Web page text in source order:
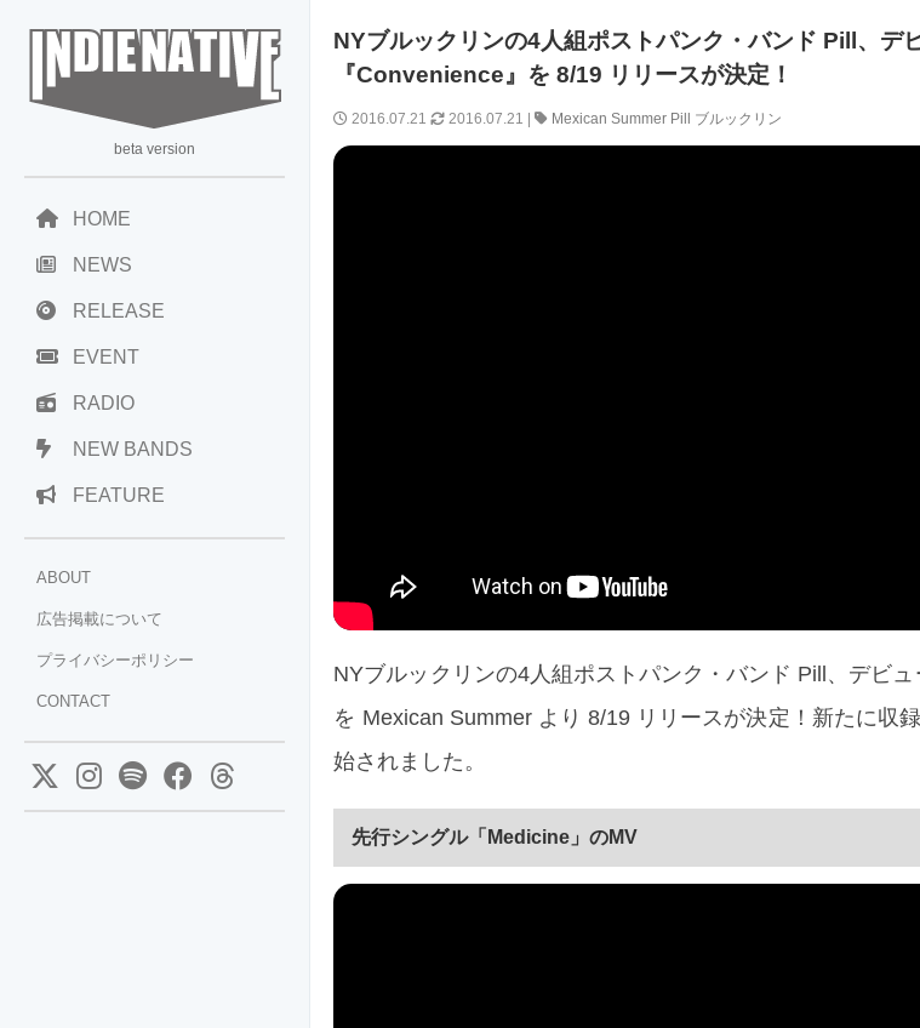
beta version
HOME
NEWS
RELEASE
EVENT
RADIO
NEW BANDS
FEATURE
ABOUT
広告掲載について
プライバシーポリシー
CONTACT
NYブルックリンの4人組ポストパンク・バンド Pill、デ
『Convenience』を 8/19 リリースが決定！
2016.07.21 2016.07.21 | Mexican Summer Pill ブルックリン
NYブルックリンの4人組ポストパンク・バンド Pill、デビュ
を Mexican Summer より 8/19 リリースが決定！新たに収
始されました。
先行シングル「Medicine」のMV